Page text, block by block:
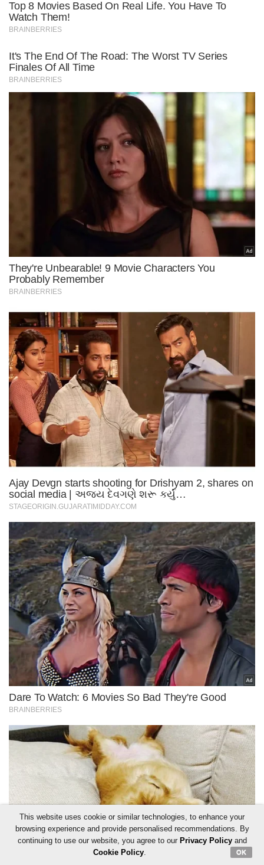
This website uses cookie or similar technologies, to enhance your
browsing experience and provide personalised recommendations. By
continuing to use our website, you agree to our Privacy Policyand
Cookie Policy. OK